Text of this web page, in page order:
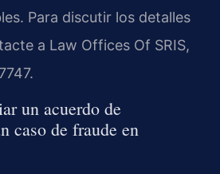
Para discutir los detalles
a Law Offices Of SRIS,
un acuerdo de
caso de fraude en